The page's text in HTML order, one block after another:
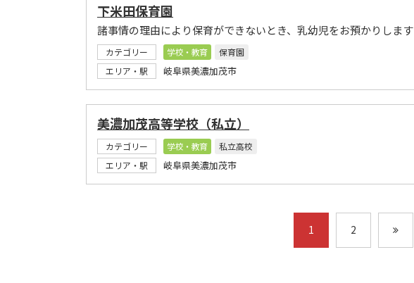
下米田保育園
諸事情の理由により保育ができないとき、乳幼児をお預かりします
カテゴリー 学校・教育
保育園
エリア・駅
岐阜県美濃加茂市
美濃加茂高等学校（私立）
カテゴリー 学校・教育
私立高校
エリア・駅
岐阜県美濃加茂市
1 2